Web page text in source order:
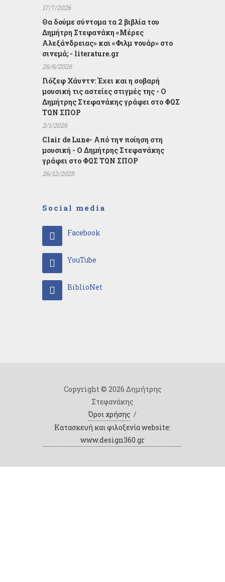
17/7/2026
Θα δούμε σύντομα τα 2 βιβλία του
Δημήτρη Στεφανάκη «Μέρες
Αλεξάνδρειας» και «Φιλμ νουάρ» στο
σινεμά; - literature.gr
26/6/2026
Γιόζεφ Χάυντν: Έχει και η σοβαρή
μουσική τις αστείες στιγμές της - Ο
Δημήτρης Στεφανάκης γράφει στο ΦΩΣ
ΤΩΝ ΣΠΟΡ
2/1/2026
Clair de Lune- Από την ποίηση στη
μουσική - Ο Δημήτρης Στεφανάκης
γράφει στο ΦΩΣ ΤΩΝ ΣΠΟΡ
26/12/2025
Social media
Facebook
YouTube
BiblioNet
Copyright © 2026 Δημήτρης
Στεφανάκης
Όροι χρήσης /
Κατασκευή και φιλοξενία website:
www.design360.gr